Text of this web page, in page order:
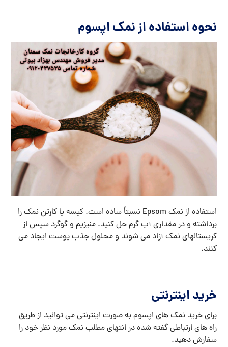
نحوه استفاده از نمک اپسوم
استفاده از نمک Epsom نسبتاً ساده است. کیسه یا کارتن نمک را
برداشته و در مقداری آب گرم حل کنید. منیزیم و گوگرد سپس از
کریستالهای نمک آزاد می شوند و محلول جذب پوست ایجاد می
کنند.
خرید اینترنتی
برای خرید نمک های اپسوم به صورت اینترنتی می توانید از طریق
راه های ارتباطی گفته شده در انتهای مطلب نمک مورد نظر خود را
سفارش دهید.